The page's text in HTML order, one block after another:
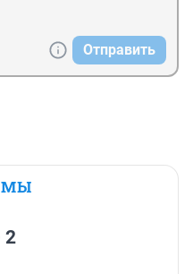
Отправить
2